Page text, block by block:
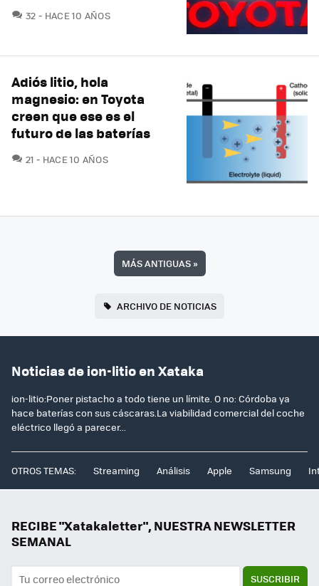
32 COMENTARIOS
HACE 10 AÑOS
Adiós litio, hola
magnesio: en Toyota
creen que ese es el
futuro de las baterías
21 COMENTARIOS
HACE 10 AÑOS
MÁS ANTIGUAS»
ARCHIVO DE NOTICIAS
Noticias de ion-litio en Xataka
ion-litio:Poner pistacho a todo tiene un límite. O no: Córdoba ya
hace baterías con sus cáscaras.La viabilidad comercial del coche
eléctrico llegó a parecer...
OTROS TEMAS: Streaming Análisis Apple Samsung
RECIBE "Xatakaletter", NUESTRA NEWSLETTER
SEMANAL
SUSCRIBIR